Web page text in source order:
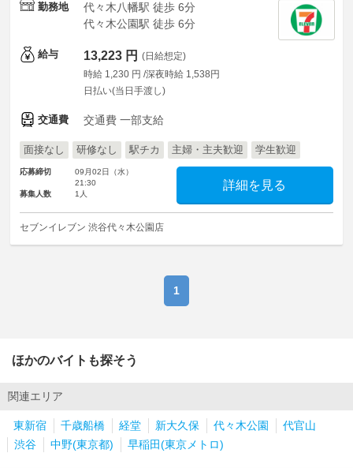
勤務地
代々木八幡駅 徒歩 6分
代々木公園駅 徒歩 6分
給与 13,223 円 (日給想定)
時給 1,230 円 /深夜時給 1,538円
日払い(当日手渡し)
交通費 交通費 一部支給
面接なし 研修なし 駅チカ 主婦・主夫歓迎 学生歓迎
応募締切
09月02日（水）
21:30
募集人数
1人
詳細を見る
セブンイレブン 渋谷代々木公園店
1
ほかのバイトも探そう
関連エリア
東新宿 千歳船橋 経堂 新大久保 代々木公園
代官山
渋谷
中野(東京都) 早稲田(東京メトロ)